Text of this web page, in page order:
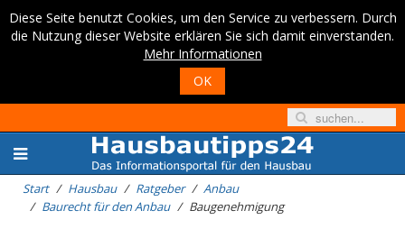
Diese Seite benutzt Cookies, um den Service zu verbessern. Durch
die Nutzung dieser Website erklären Sie sich damit einverstanden.
Mehr Informationen
OK
Start Hausbau Ratgeber
Anbau
Baurecht für den Anbau
Baugenehmigung